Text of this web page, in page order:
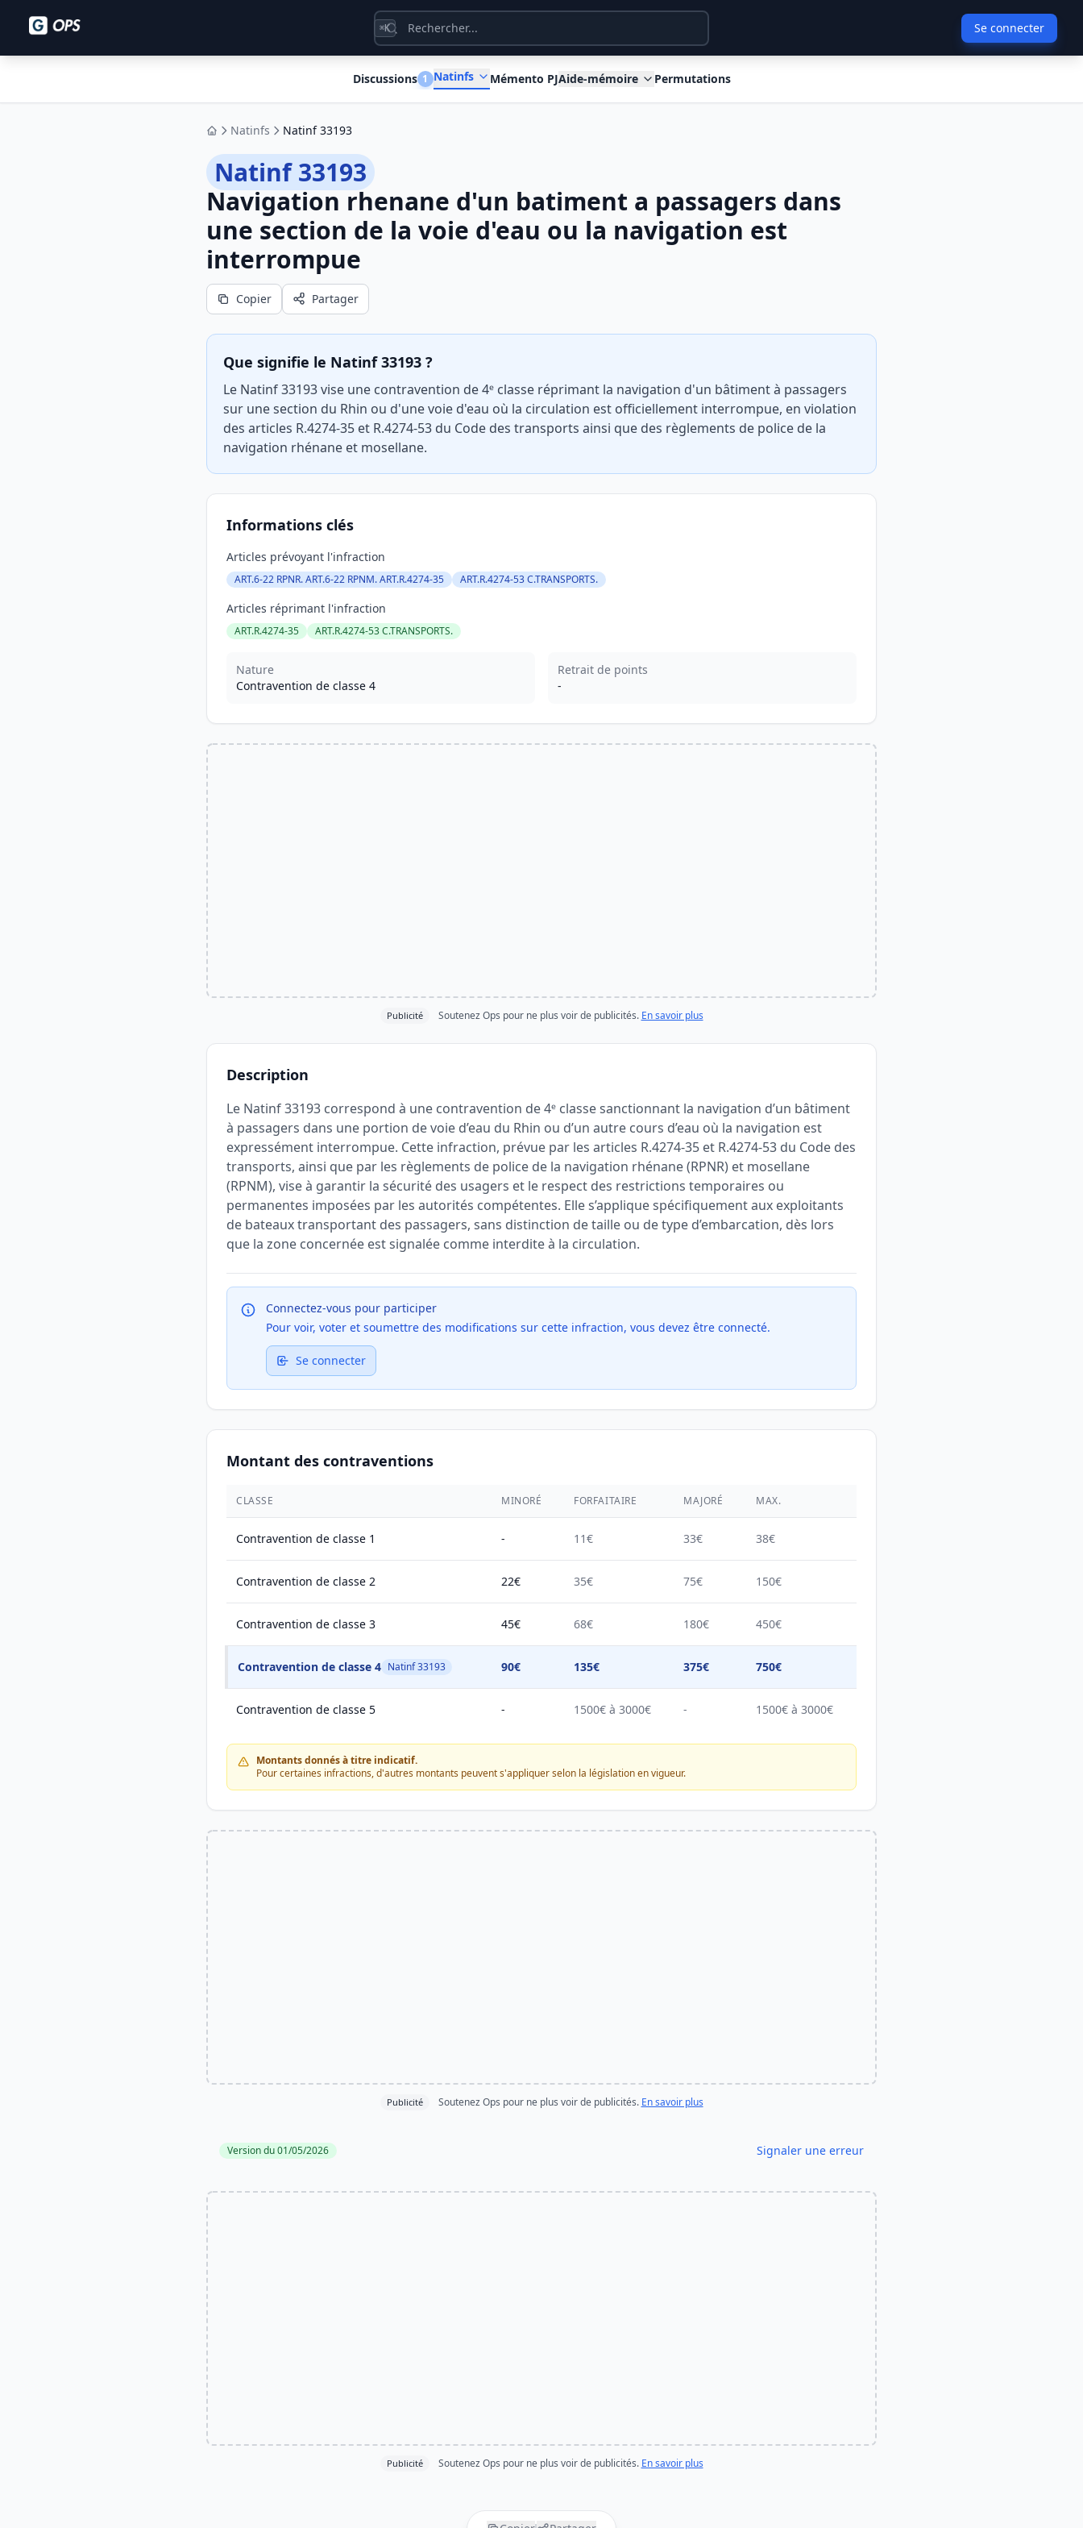
⌘K Se connecter
Discussions 1 Natinfs Mémento PJAide-mémoire Permutations
AccueilNatinfs Natinf 33193
Natinf 33193
Navigation rhenane d'un batiment a passagers dans
une section de la voie d'eau ou la navigation est
interrompue
Copier Partager
Que signifie le Natinf 33193 ?
Le Natinf 33193 vise une contravention de 4ᵉ classe réprimant la navigation d'un bâtiment à passagers
sur une section du Rhin ou d'une voie d'eau où la circulation est officiellement interrompue, en violation
des articles R.4274-35 et R.4274-53 du Code des transports ainsi que des règlements de police de la
navigation rhénane et mosellane.
Informations clés
Articles prévoyant l'infraction
ART.6-22 RPNR. ART.6-22 RPNM. ART.R.4274-35 ART.R.4274-53 C.TRANSPORTS.
Articles réprimant l'infraction
ART.R.4274-35 ART.R.4274-53 C.TRANSPORTS.
Nature
Contravention de classe 4
Retrait de points
-
Publicité Soutenez Ops pour ne plus voir de publicités. En savoir plus
Description
Le Natinf 33193 correspond à une contravention de 4ᵉ classe sanctionnant la navigation d’un bâtiment
à passagers dans une portion de voie d’eau du Rhin ou d’un autre cours d’eau où la navigation est
expressément interrompue. Cette infraction, prévue par les articles R.4274-35 et R.4274-53 du Code des
transports, ainsi que par les règlements de police de la navigation rhénane (RPNR) et mosellane
(RPNM), vise à garantir la sécurité des usagers et le respect des restrictions temporaires ou
permanentes imposées par les autorités compétentes. Elle s’applique spécifiquement aux exploitants
de bateaux transportant des passagers, sans distinction de taille ou de type d’embarcation, dès lors
que la zone concernée est signalée comme interdite à la circulation.
Connectez-vous pour participer
Pour voir, voter et soumettre des modifications sur cette infraction, vous devez être connecté.
Se connecter
Montant des contraventions
CLASSE MINORÉ FORFAITAIRE MAJORÉ MAX.
Contravention de classe 1 - 11€ 33€ 38€
Contravention de classe 2 22€ 35€ 75€ 150€
Contravention de classe 3 45€ 68€ 180€ 450€
Contravention de classe 4 Natinf 33193 90€ 135€ 375€ 750€
Contravention de classe 5 - 1500€ à 3000€ - 1500€ à 3000€
Montants donnés à titre indicatif.
Pour certaines infractions, d'autres montants peuvent s'appliquer selon la législation en vigueur.
Publicité Soutenez Ops pour ne plus voir de publicités. En savoir plus
Version du 01/05/2026 Signaler une erreur
Publicité Soutenez Ops pour ne plus voir de publicités. En savoir plus